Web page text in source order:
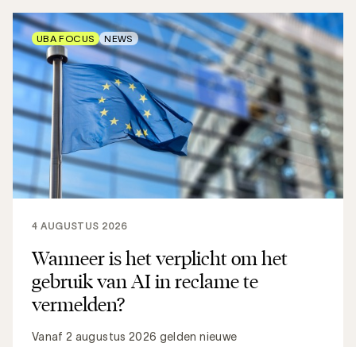
Wanneer is het verplicht om het
gebruik van AI in reclame te
vermelden?
Vanaf 2 augustus 2026 gelden nieuwe
4 AUGUSTUS 2026
UBA FOCUS NEWS